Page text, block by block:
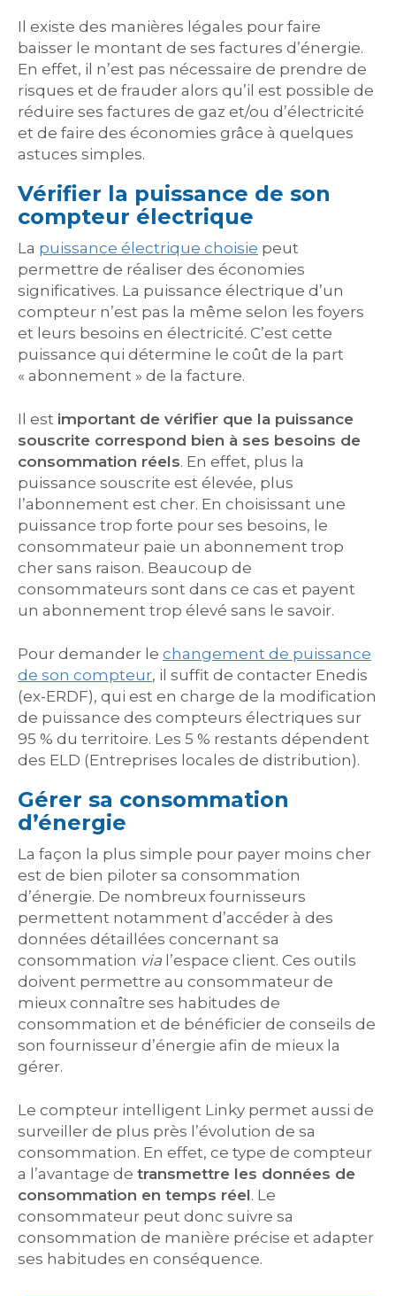
Il existe des manières légales pour faire
baisser le montant de ses factures d’énergie.
En effet, il n’est pas nécessaire de prendre de
risques et de frauder alors qu’il est possible de
réduire ses factures de gaz et/ou d’électricité
et de faire des économies grâce à quelques
astuces simples.
Vérifier la puissance de son
compteur électrique
La puissance électrique choisie peut
permettre de réaliser des économies
significatives. La puissance électrique d’un
compteur n’est pas la même selon les foyers
et leurs besoins en électricité. C’est cette
puissance qui détermine le coût de la part
« abonnement » de la facture.
Il est important de vérifier que la puissance
souscrite correspond bien à ses besoins de
consommation réels. En effet, plus la
puissance souscrite est élevée, plus
l’abonnement est cher. En choisissant une
puissance trop forte pour ses besoins, le
consommateur paie un abonnement trop
cher sans raison. Beaucoup de
consommateurs sont dans ce cas et payent
un abonnement trop élevé sans le savoir.
Pour demander le changement de puissance
de son compteur, il suffit de contacter Enedis
(ex-ERDF), qui est en charge de la modification
de puissance des compteurs électriques sur
95 % du territoire. Les 5 % restants dépendent
des ELD (Entreprises locales de distribution).
Gérer sa consommation
d’énergie
La façon la plus simple pour payer moins cher
est de bien piloter sa consommation
d’énergie. De nombreux fournisseurs
permettent notamment d’accéder à des
données détaillées concernant sa
consommation via l’espace client. Ces outils
doivent permettre au consommateur de
mieux connaître ses habitudes de
consommation et de bénéficier de conseils de
son fournisseur d’énergie afin de mieux la
gérer.
Le compteur intelligent Linky permet aussi de
surveiller de plus près l’évolution de sa
consommation. En effet, ce type de compteur
a l’avantage de transmettre les données de
consommation en temps réel. Le
consommateur peut donc suivre sa
consommation de manière précise et adapter
ses habitudes en conséquence.